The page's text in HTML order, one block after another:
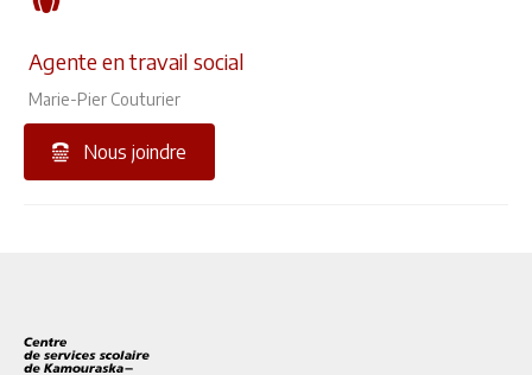
Agente en travail social
Marie-Pier Couturier
Nous joindre